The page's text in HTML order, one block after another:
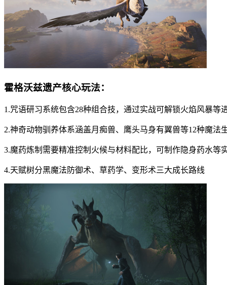
霍格沃兹遗产核心玩法：
1.咒语研习系统包含28种组合技，通过实战可解锁火焰风暴等
2.神奇动物驯养体系涵盖月痴兽、鹰头马身有翼兽等12种魔法
3.魔药炼制需要精准控制火候与材料配比，可制作隐身药水等
4.天赋树分黑魔法防御术、草药学、变形术三大成长路线